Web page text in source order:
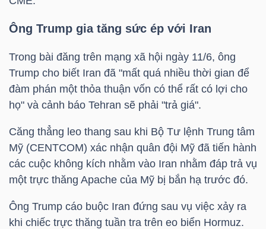
Ông Trump gia tăng sức ép với Iran
Trong bài đăng trên mạng xã hội ngày 11/6, ông
Trump cho biết Iran đã "mất quá nhiều thời gian để
đàm phán một thỏa thuận vốn có thể rất có lợi cho
họ" và cảnh báo Tehran sẽ phải "trả giá".
Căng thẳng leo thang sau khi Bộ Tư lệnh Trung tâm
Mỹ (CENTCOM) xác nhận quân đội Mỹ đã tiến hành
các cuộc không kích nhằm vào Iran nhằm đáp trả vụ
một trực thăng Apache của Mỹ bị bắn hạ trước đó.
Ông Trump cáo buộc Iran đứng sau vụ việc xảy ra
khi chiếc trực thăng tuần tra trên eo biển Hormuz.
VIETSTOCKFINANCE
VĨ
MÔ
NGÀNH
NGHIỆP